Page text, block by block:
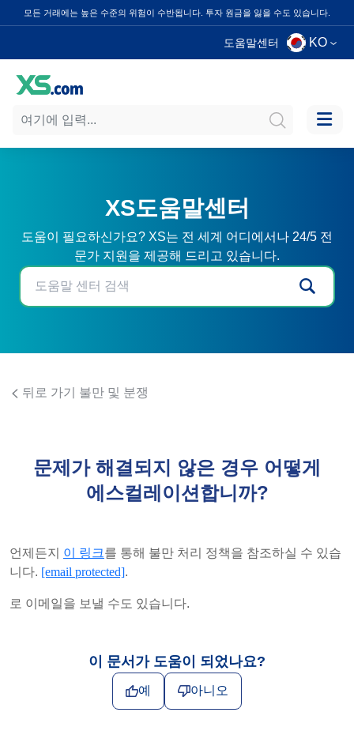
모든 거래에는 높은 수준의 위험이 수반됩니다. 투자 원금을 잃을 수도 있습니다.
도움말센터 KO
XS도움말센터
도움이 필요하신가요? XS는 전 세계 어디에서나 24/5 전
문가 지원을 제공해 드리고 있습니다.
뒤로 가기 불만 및 분쟁
문제가 해결되지 않은 경우 어떻게
에스컬레이션합니까?
언제든지 이 링크를 통해 불만 처리 정책을 참조하실 수 있습
니다. [email protected].
로 이메일을 보낼 수도 있습니다.
이 문서가 도움이 되었나요?
예 아니오